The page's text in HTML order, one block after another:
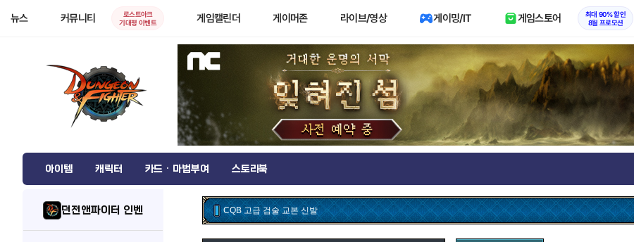
뉴스 커뮤니티
로스트아크
기대평 이벤트
게임캘린더 게이머존 라이브/영상 게이밍/IT 게임스토어
최대 90% 할인
8월 프로모션
아이템 캐릭터 카드 · 마법부여 스토리북
던전앤파이터 인벤 CQB 고급 검술 교본 신발